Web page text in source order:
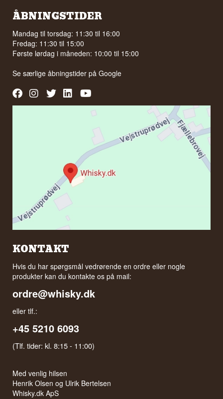
ÅBNINGSTIDER
Mandag til torsdag: 11:30 til 16:00
Fredag: 11:30 til 15:00
Første lørdag i måneden: 10:00 til 15:00
Se særlige åbningstider påGoogle
KONTAKT
Hvis du har spørgsmål vedrørende en ordre eller nogle
produkter kan du kontakte os på mail:
ordre@whisky.dk
eller tlf.:
+45 5210 6093
(Tlf. tider: kl. 8:15 - 11:00)
Med venlig hilsen
Henrik Olsen og Ulrik Bertelsen
Whisky.dk ApS